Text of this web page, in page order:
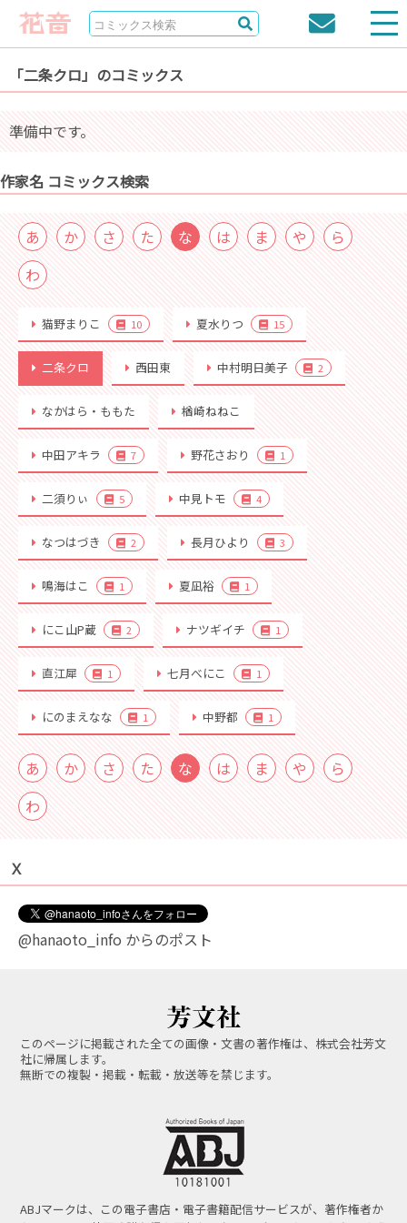
「二条クロ」のコミックス
準備中です。
作家名 コミックス検索
あ か さ た な は ま や
ら
わ
猫野まりこ 10 夏水りつ 15
二条クロ 西田東 中村明日美子 2
なかはら・ももた 楢崎ねねこ
中田アキラ 7 野花さおり 1
二須りぃ 5 中見トモ 4
なつはづき 2 長月ひより 3
鳴海はこ 1 夏凪裕 1
にこ山P蔵 2 ナツギイチ 1
直江犀 1 七月べにこ 1
にのまえなな 1 中野都 1
あ か さ た な は ま や
ら
わ
Ｘ
@hanaoto_info からのポスト
このページに掲載された全ての画像・文書の著作権は、株式会社芳文
社に帰属します。
無断での複製・掲載・転載・放送等を禁じます。
ABJマークは、この電子書店・電子書籍配信サービスが、著作権者か